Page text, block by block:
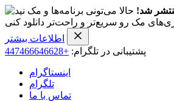
شد! حالا می‌تونی برنامه‌ها و
مک رو سریع‌تر و راحت‌تر دانلود کنی
اطلاعات بیشتر
پشتیبانی در تلگرام: +447466646628
اینستاگرام
تلگرام
تماس با ما